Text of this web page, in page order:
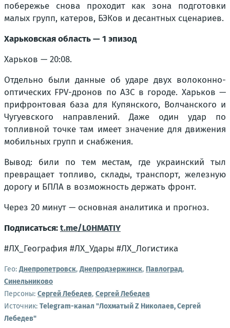
побережье снова проходит как зона подготовки
малых групп, катеров, БЭКов и десантных сценариев.
Харьковская область — 1 эпизод
Харьков — 20:08.
Отдельно были данные об ударе двух волоконно-
оптических FPV-дронов по АЗС в городе. Харьков —
прифронтовая база для Купянского, Волчанского и
Чугуевского направлений. Даже один удар по
топливной точке там имеет значение для движения
мобильных групп и снабжения.
Вывод: били по тем местам, где украинский тыл
превращает топливо, склады, транспорт, железную
дорогу и БПЛА в возможность держать фронт.
Через 20 минут — основная аналитика и прогноз.
Подписаться:t.me/L0HMATIY
#ЛХ_География #ЛХ_Удары #ЛХ_Логистика
Гео:Днепропетровск,Днепродзержинск, Павлоград,
Синельниково
Персоны: Сергей Лебедев, Сергей Лебедев
Источник: Telegram-канал "Лохматый Z Николаев, Сергей
Лебедев"